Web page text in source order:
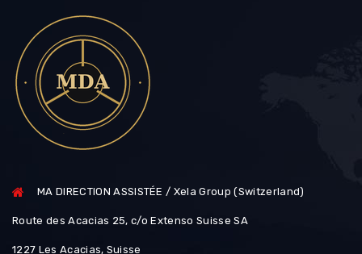
MA DIRECTION ASSISTÉE / Xela Group (Switzerland)
Route des Acacias 25, c/o Extenso Suisse SA
1227 Les Acacias, Suisse